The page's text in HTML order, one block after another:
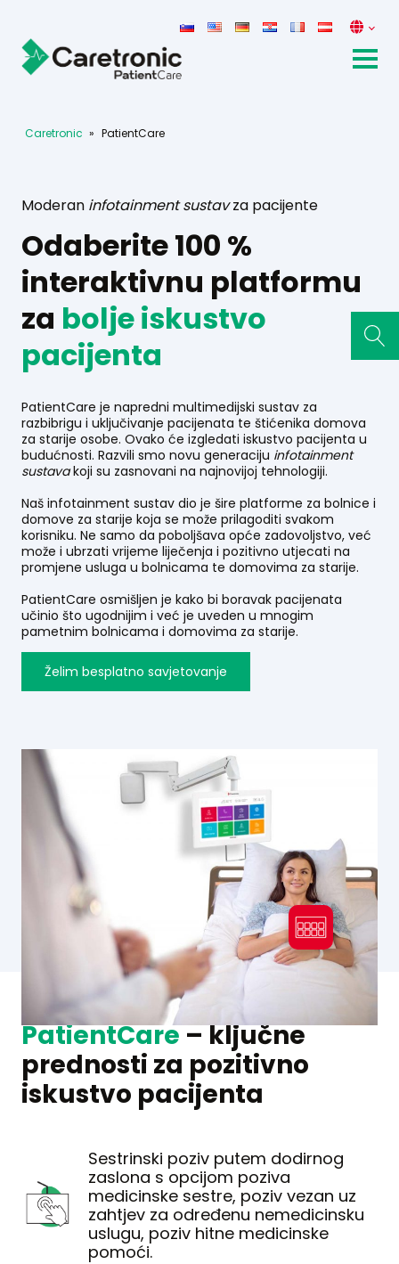
Caretronic » PatientCare
Moderan infotainment sustavza pacijente
Odaberite 100 %
interaktivnu platformu
za boljeiskustvo
pacijenta
PatientCare je napredni multimedijski sustav za
razbibrigu i uključivanje pacijenata te štićenika domova
za starije osobe. Ovako će izgledati iskustvo pacijenta u
budućnosti. Razvili smo novu generaciju infotainment
sustavakoji su zasnovani na najnovijoj tehnologiji.
Naš infotainment sustav dio je šire platforme za bolnice i
domove za starije koja se može prilagoditi svakom
korisniku. Ne samo da poboljšava opće zadovoljstvo, već
može i ubrzati vrijeme liječenja i pozitivno utjecati na
promjene usluga u bolnicama te domovima za starije.
PatientCare osmišljen je kako bi boravak pacijenata
učinio što ugodnijim i već je uveden u mnogim
pametnim bolnicama i domovima za starije.
Želim besplatno savjetovanje
PatientCare– ključne
prednosti za pozitivno
iskustvo pacijenta
Sestrinski poziv putem dodirnog
zaslona s opcijom poziva
medicinske sestre, poziv vezan uz
zahtjev za određenu nemedicinsku
uslugu, poziv hitne medicinske
pomoći.